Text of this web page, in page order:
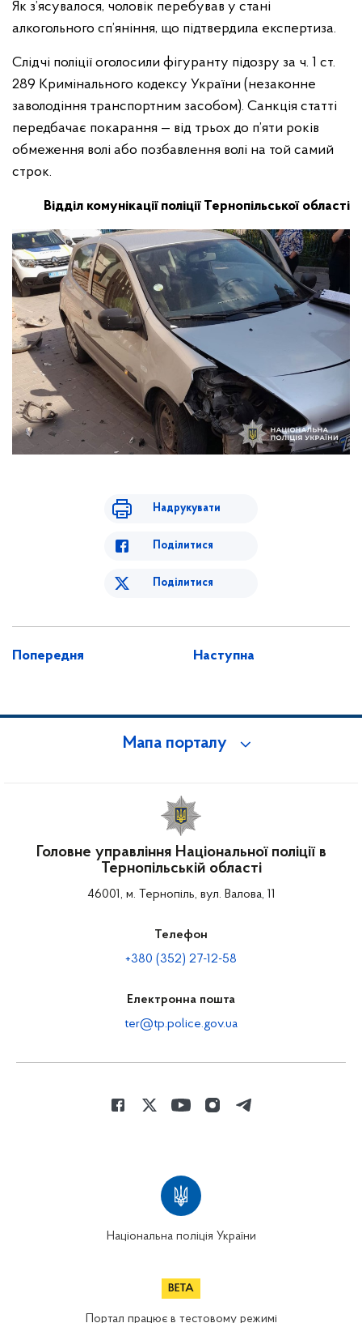
Як з’ясувалося, чоловік перебував у стані
алкогольного сп’яніння, що підтвердила експертиза.
Слідчі поліції оголосили фігуранту підозру за ч. 1 ст.
289 Кримінального кодексу України (незаконне
заволодіння транспортним засобом). Санкція статті
передбачає покарання — від трьох до п’яти років
обмеження волі або позбавлення волі на той самий
строк.
Відділ комунікації поліції Тернопільської області
Надрукувати
Поділитися
Поділитися
Попередня Наступна
Мапа порталу
Головне управління Національної поліції в
Тернопільській області
46001, м. Тернопіль, вул. Валова, 11
Телефон
+380 (352) 27-12-58
Електронна пошта
ter@tp.police.gov.ua
Національна поліція України
Портал працює в тестовому режимі